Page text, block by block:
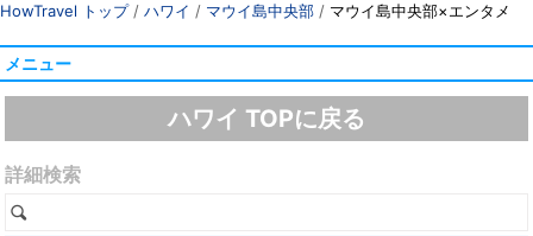
HowTravel トップ/ ハワイ / マウイ島中央部 / マウイ島中央部×エンタメ
メニュー
ハワイ TOPに戻る
詳細検索